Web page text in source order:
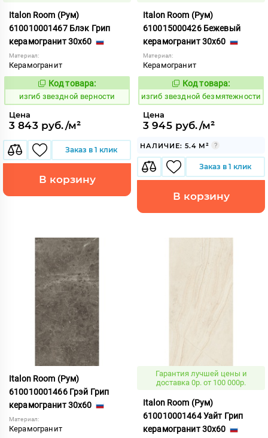
Italon Room (Рум)
610010001467 Блэк Грип
керамогранит 30x60
Материал:
Керамогранит
566131
Код товара:
изгиб звездной верности
Цена
3 843 руб./м²
Заказ в 1 клик
В корзину
Italon Room (Рум)
610015000426 Бежевый
керамогранит 30x60
Материал:
Керамогранит
566129
Код товара:
изгиб звездной безмятежности
Цена
3 945 руб./м²
НАЛИЧИЕ: 5.4 М²
Заказ в 1 клик
В корзину
Italon Room (Рум)
610010001466 Грэй Грип
керамогранит 30x60
Материал:
Керамогранит
Гарантия лучшей цены и
доставка 0р. от 100 000р.
Italon Room (Рум)
610010001464 Уайт Грип
керамогранит 30x60